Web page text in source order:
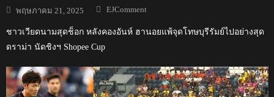
Posted
on
พฤษภาคม 21, 2025 Author
EJComment
ชาวเวียดนามสุดช็อก หลังคองอันห์ ฮานอยแพ้จุดโทษบุรีรัมย์ไปอย่างสุด
ดราม่า นัดชิงฯ Shopee Cup